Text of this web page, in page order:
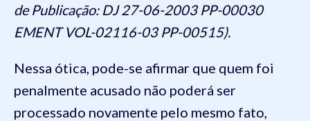
de Publicação: DJ 27-06-2003 PP-00030
EMENT VOL-02116-03 PP-00515).
Nessa ótica, pode-se afirmar que quem foi
penalmente acusado não poderá ser
processado novamente pelo mesmo fato,